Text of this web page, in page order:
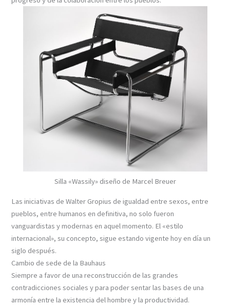
Silla «Wassily» diseño de Marcel Breuer
Las iniciativas de Walter Gropius de igualdad entre sexos, entre
pueblos, entre humanos en definitiva, no solo fueron
vanguardistas y modernas en aquel momento. El «estilo
internacional», su concepto, sigue estando vigente hoy en día un
siglo después.
Cambio de sede de la Bauhaus
Siempre a favor de una reconstrucción de las grandes
contradicciones sociales y para poder sentar las bases de una
armonía entre la existencia del hombre y la productividad.